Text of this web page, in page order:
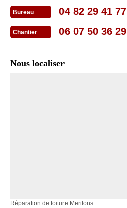
Bureau 04 82 29 41 77
Chantier 06 07 50 36 29
Nous localiser
Réparation de toiture Merifons